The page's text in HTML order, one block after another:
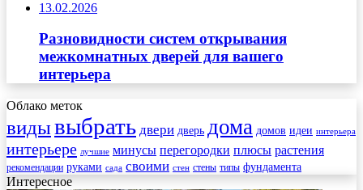
13.02.2026
Разновидности систем открывания
межкомнатных дверей для вашего
интерьера
Облако меток
видывыбрать двери дверь дома домов идеи интерьера
интерьере лучшие минусы перегородки плюсы растения
рекомендации руками сада своими стен стены типы фундамента
Интересное